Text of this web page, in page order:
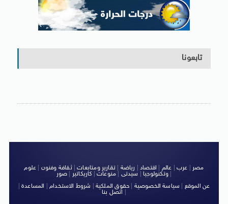
تابعونا
مصر عرب عالم اقتصاد رياضة |تقارير ومتابعات|ثقافة وفنون
علوم
وتكنولوجيا| سيدتى منوعات كاريكاتير صور
|
عن الموقع
سياسة الخصوصية حقوق الملكية شروط الاستخدام| المساعدة|
اتصل بنا